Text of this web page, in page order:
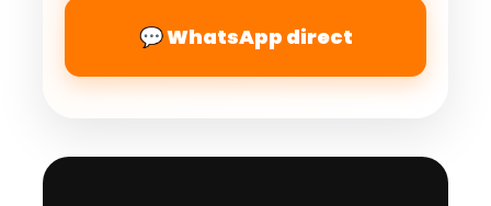
💬 WhatsApp direct